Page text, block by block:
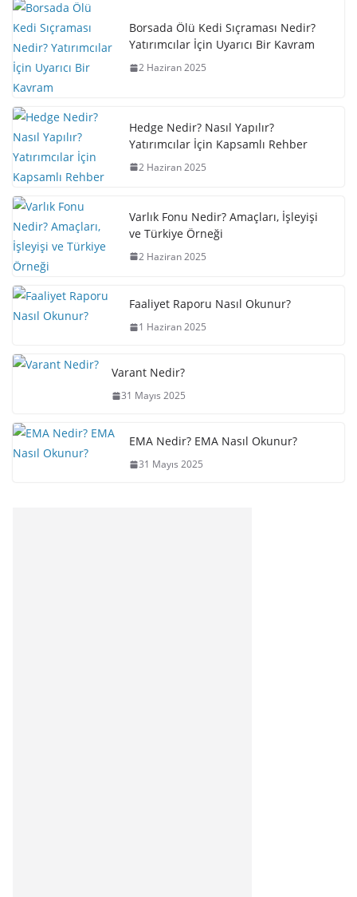
Borsada Ölü Kedi Sıçraması Nedir?
Yatırımcılar İçin Uyarıcı Bir Kavram
2 Haziran 2025
Hedge Nedir? Nasıl Yapılır?
Yatırımcılar İçin Kapsamlı Rehber
2 Haziran 2025
Varlık Fonu Nedir? Amaçları, İşleyişi
ve Türkiye Örneği
2 Haziran 2025
Faaliyet Raporu Nasıl Okunur?
1 Haziran 2025
Varant Nedir?
31 Mayıs 2025
EMA Nedir? EMA Nasıl Okunur?
31 Mayıs 2025